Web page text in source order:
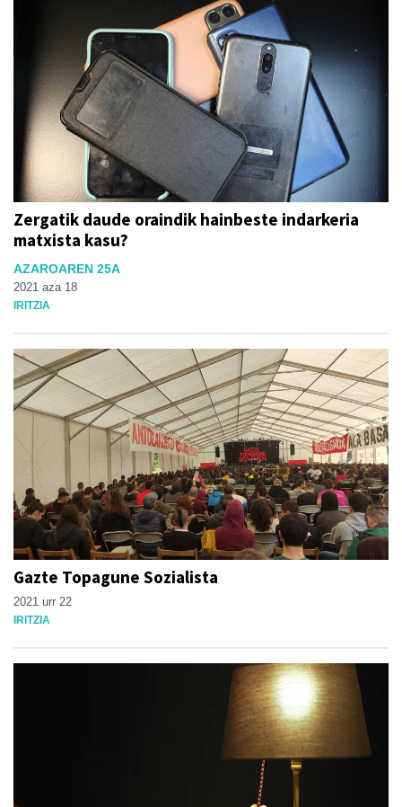
Zergatik daude oraindik hainbeste indarkeria
matxista kasu?
AZAROAREN 25A
2021 aza 18
IRITZIA
Gazte Topagune Sozialista
2021 urr 22
IRITZIA